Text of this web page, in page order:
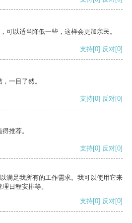
可以适当降低一些，这样会更加亲民。
支持[0] 反对[0]
一目了然。
支持[0] 反对[0]
推荐。
支持[0] 反对[0]
满足我所有的工作需求。我可以使用它来
日程安排等。
支持[0] 反对[0]